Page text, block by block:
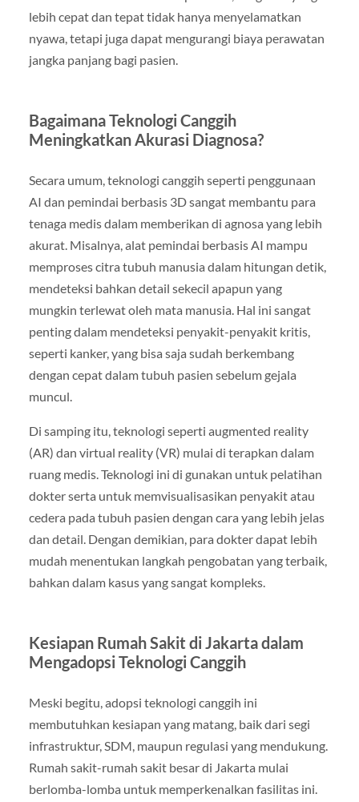
lebih cepat dan tepat tidak hanya menyelamatkan
nyawa, tetapi juga dapat mengurangi biaya perawatan
jangka panjang bagi pasien.
Bagaimana Teknologi Canggih
Meningkatkan Akurasi Diagnosa?
Secara umum, teknologi canggih seperti penggunaan
AI dan pemindai berbasis 3D sangat membantu para
tenaga medis dalam memberikan di agnosa yang lebih
akurat. Misalnya, alat pemindai berbasis AI mampu
memproses citra tubuh manusia dalam hitungan detik,
mendeteksi bahkan detail sekecil apapun yang
mungkin terlewat oleh mata manusia. Hal ini sangat
penting dalam mendeteksi penyakit-penyakit kritis,
seperti kanker, yang bisa saja sudah berkembang
dengan cepat dalam tubuh pasien sebelum gejala
muncul.
Di samping itu, teknologi seperti augmented reality
(AR) dan virtual reality (VR) mulai di terapkan dalam
ruang medis. Teknologi ini di gunakan untuk pelatihan
dokter serta untuk memvisualisasikan penyakit atau
cedera pada tubuh pasien dengan cara yang lebih jelas
dan detail. Dengan demikian, para dokter dapat lebih
mudah menentukan langkah pengobatan yang terbaik,
bahkan dalam kasus yang sangat kompleks.
Kesiapan Rumah Sakit di Jakarta dalam
Mengadopsi Teknologi Canggih
Meski begitu, adopsi teknologi canggih ini
membutuhkan kesiapan yang matang, baik dari segi
infrastruktur, SDM, maupun regulasi yang mendukung.
Rumah sakit-rumah sakit besar di Jakarta mulai
berlomba-lomba untuk memperkenalkan fasilitas ini.